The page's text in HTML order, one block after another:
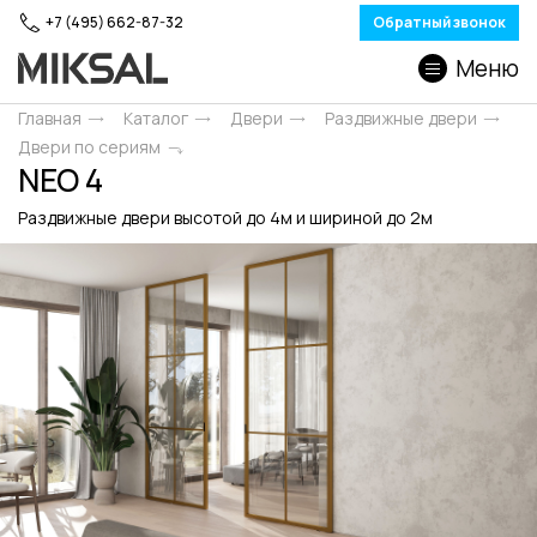
+7 (495) 662-87-32 Обратный звонок
Меню
Главная Каталог Двери
Раздвижные двери
Двери по сериям
NEO 4
Раздвижные двери высотой до 4м и шириной до 2м